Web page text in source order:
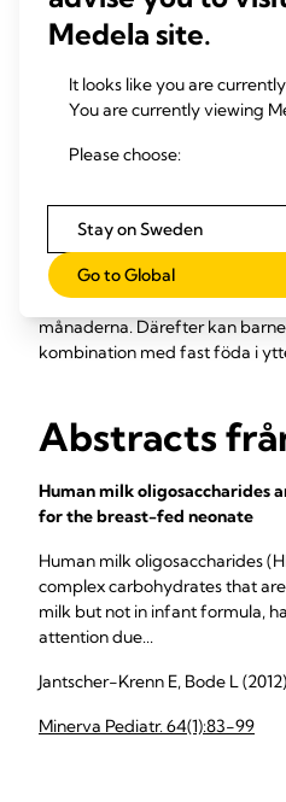
differentieringsförhållanden in
leverceller, pankreatiska
fortfarande oklart vilken roll
potential ska kunna klarläggas.
De unika beståndsdelarna i
med artificiella födoämnen,
levande cellerna från barnets
uteslutande består av
näringsbehovet för fullgångna
månaderna. Därefter kan
kombination med fast föda i
Abstracts
Human milk oligosaccharides
for the breast-fed neonate
Human milk oligosaccharides
complex carbohydrates that
milk but not in infant formula,
attention due...
Jantscher-Krenn E, Bode L (2012)
Minerva Pediatr. 64(1):83-99
Medela site.
It looks like you are
You are currently viewing
Please choose:
Stay on Sweden
Go to Global